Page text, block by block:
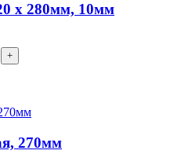
x 280мм, 10мм
+
270мм